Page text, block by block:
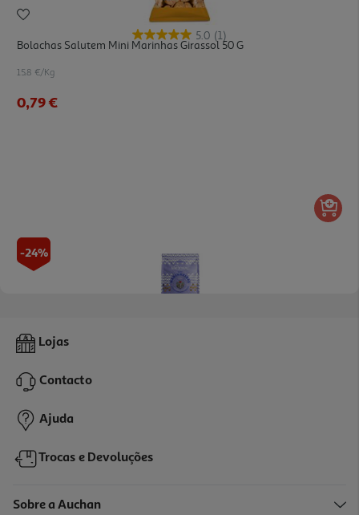
5.0 (1)
Bolachas Salutem Mini Marinhas Girassol 50 G
15.8 €/Kg
0,79 €
-24%
Mini Marinheiras Nacional Chia 50g
Price reduced from
0,84 €to
0,64 €
Lojas
Contacto
Ajuda
Trocas e Devoluções
Sobre a Auchan